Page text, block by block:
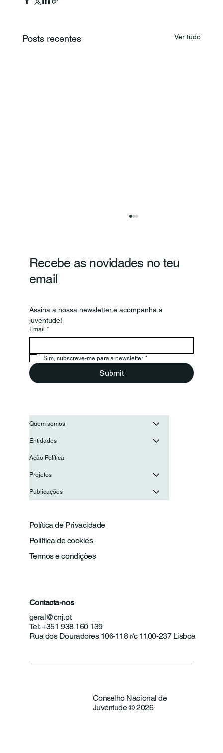
Posts recentes Ver tudo
para reforçar a cooperação entre as
juventudes ibero-americanas
Recebe as novidades no teu
email
Assina a nossa newsletter e acompanha a
juventude!
Email *
Sim, subscreve-me para a newsletter *
Submit
Quem somos
Entidades
Ação Política
Projetos
Publicações
Política de Privacidade
Termos e condições
Políitica de cookies
Contacta-nos
geral@cnj.pt
Tel: +351 938 160 139
Rua dos Douradores 106-118 r/c 1100-237 Lisboa
Conselho Nacional de
Juventude © 2026